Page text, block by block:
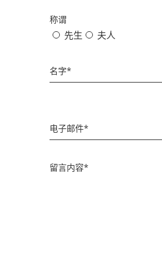
称谓
Title先生 夫人
名字*
电子邮件*
留言内容*